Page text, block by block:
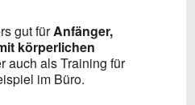
gut fürAnfänger,
körperlichen
auch als Training für
im Büro.